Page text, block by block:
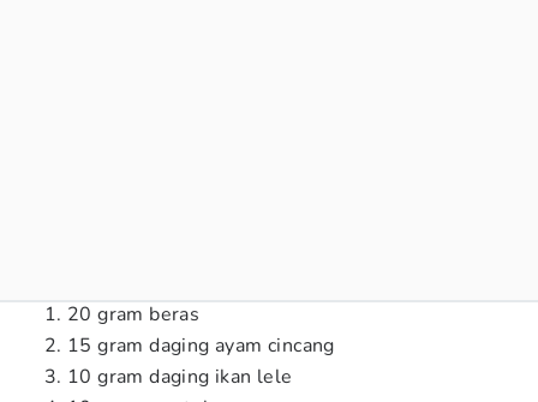
20 gram beras
15 gram daging ayam cincang
10 gram daging ikan lele